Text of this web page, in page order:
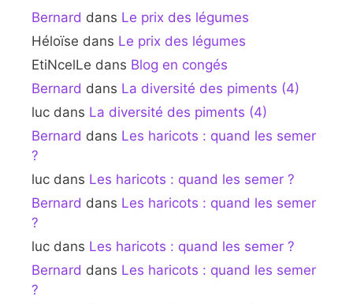
Bernard dans Le prix des légumes
Héloïse dans Le prix des légumes
EtiNcelLe dans Blog en congés
Bernard dans La diversité des piments (4)
luc dans La diversité des piments (4)
Bernard dans Les haricots : quand les semer
?
luc dans Les haricots : quand les semer ?
Bernard dans Les haricots : quand les semer
?
luc dans Les haricots : quand les semer ?
Bernard dans Les haricots : quand les semer
?